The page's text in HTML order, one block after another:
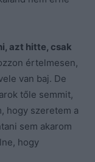
azt hitte, csak
értelmesen,
van baj. De
tőle semmit,
hogy szeretem a
sem akarom
hogy